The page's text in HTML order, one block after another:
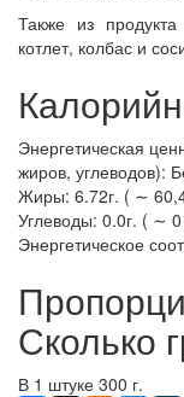
Также из
котлет, колбас и
Энергетическая
жиров, углеводов):
Жиры: 6.72г. ( ∼
Углеводы: 0.0г. ( ∼
Энергетическое
Сколько
В 1 штуке 300 г.